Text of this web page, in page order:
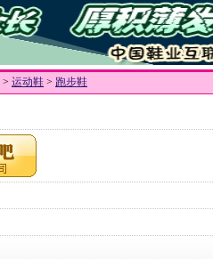
> 运动鞋 > 跑步鞋